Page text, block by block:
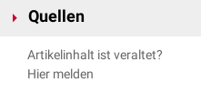
aufrechterhalten. Durch
Tumorzellen ihre
nur wenig sensitiv. Sie sind somit
dormante Zellen in der Regel nicht
Quellen
Deutsche Gesellschaft für
Dormanz - Trügerischer Schlaf
Artikelinhalt ist veraltet?
Hier melden